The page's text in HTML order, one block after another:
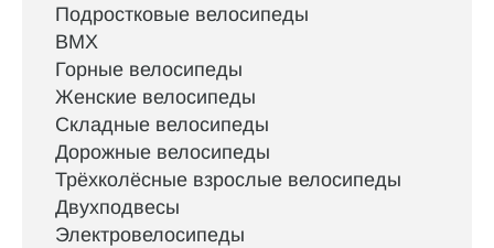
Подростковые велосипеды
BMX
Горные велосипеды
Женские велосипеды
Складные велосипеды
Дорожные велосипеды
Трёхколёсные взрослые велосипеды
Двухподвесы
Электровелосипеды